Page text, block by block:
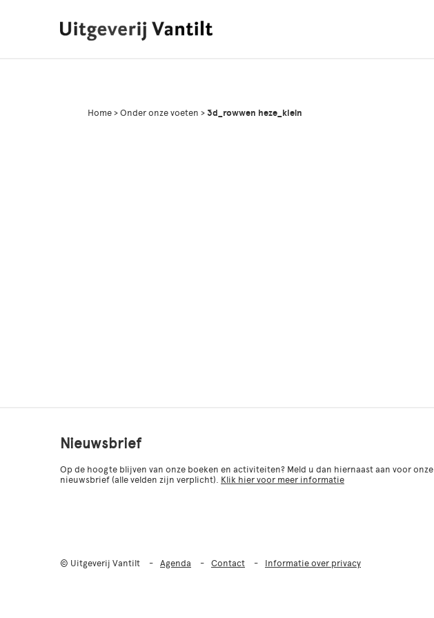
Home > Onder onze voeten > 3d_rowwen heze_klein
Nieuwsbrief
Op de hoogte blijven van onze boeken en activiteiten? Meld u dan hiernaast aan voor onze
nieuwsbrief (alle velden zijn verplicht). Klik hier voor meer informatie
© Uitgeverij Vantilt Agenda Contact Informatie over privacy